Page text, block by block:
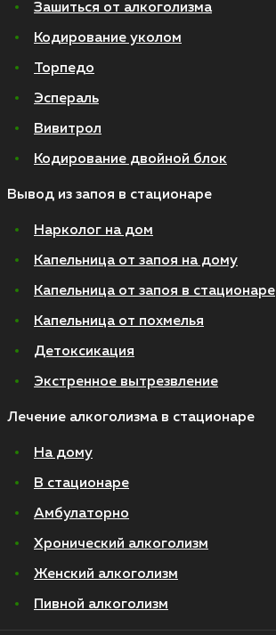
Зашиться от алкоголизма
Кодирование уколом
Торпедо
Эспераль
Вивитрол
Кодирование двойной блок
Вывод из запоя в стационаре
Нарколог на дом
Капельница от запоя на дому
Капельница от запоя в стационаре
Капельница от похмелья
Детоксикация
Экстренное вытрезвление
Лечение алкоголизма в стационаре
На дому
В стационаре
Амбулаторно
Хронический алкоголизм
Женский алкоголизм
Пивной алкоголизм